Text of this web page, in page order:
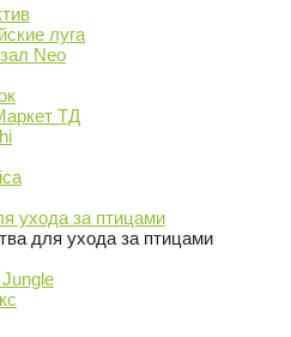
луга
Neo
ТД
ухода за птицами
для ухода за птицами